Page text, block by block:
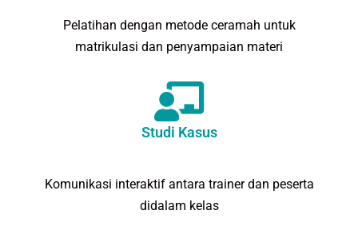
Pelatihan dengan metode ceramah untuk
matrikulasi dan penyampaian materi
Studi Kasus
Komunikasi interaktif antara trainer dan peserta
didalam kelas